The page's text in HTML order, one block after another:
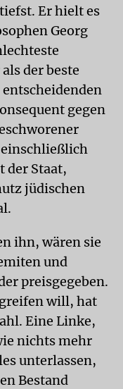
Er hielt es
Georg
der beste
gegen
der Staat,
jüdischen
ihn, wären sie
und
preisgegeben.
will, hat
Eine Linke,
nichts mehr
unterlassen,
Bestand